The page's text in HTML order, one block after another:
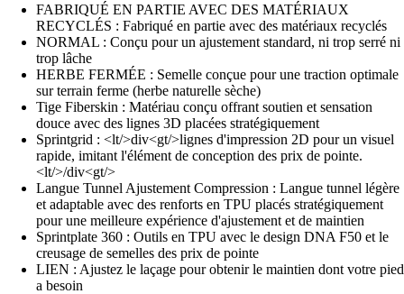
FABRIQUÉ EN PARTIE AVEC DES MATÉRIAUX
RECYCLÉS : Fabriqué en partie avec des matériaux recyclés
NORMAL : Conçu pour un ajustement standard, ni trop serré ni
trop lâche
HERBE FERMÉE : Semelle conçue pour une traction optimale
sur terrain ferme (herbe naturelle sèche)
Tige Fiberskin : Matériau conçu offrant soutien et sensation
douce avec des lignes 3D placées stratégiquement
Sprintgrid : <lt/>div<gt/>lignes d'impression 2D pour un visuel
rapide, imitant l'élément de conception des prix de pointe.
<lt/>/div<gt/>
Langue Tunnel Ajustement Compression : Langue tunnel légère
et adaptable avec des renforts en TPU placés stratégiquement
pour une meilleure expérience d'ajustement et de maintien
Sprintplate 360 : Outils en TPU avec le design DNA F50 et le
creusage de semelles des prix de pointe
LIEN : Ajustez le laçage pour obtenir le maintien dont votre pied
a besoin